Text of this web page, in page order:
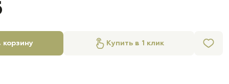
Купить в 1 клик